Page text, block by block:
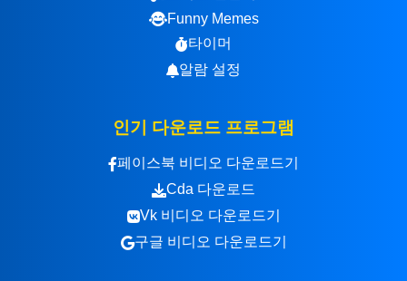
Funny Memes
타이머
알람 설정
인기 다운로드 프로그램
페이스북 비디오 다운로드기
Cda 다운로드
Vk 비디오 다운로드기
구글 비디오 다운로드기